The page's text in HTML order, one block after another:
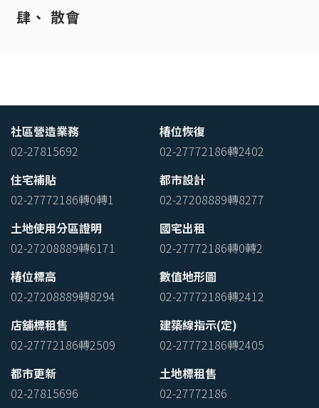
散會
社區營造業務
02-27815692
椿位恢復
02-27772186轉2402
住宅補貼
02-27772186轉0轉1
都市設計
02-27208889轉8277
土地使用分區證明
02-27208889轉6171
國宅出租
02-27772186轉0轉2
椿位標高
02-27208889轉8294
數值地形圖
02-27772186轉2412
店舖標租售
02-27772186轉2509
建築線指示(定)
02-27772186轉2405
都市更新
02-27815696
土地標租售
02-27772186